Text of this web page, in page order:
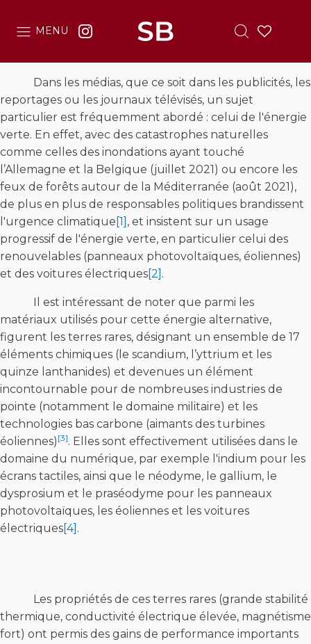
MENU
Dans les médias, que ce soit dans les publicités, les
reportages ou les journaux télévisés, un sujet
particulier est fréquemment abordé : celui de l'énergie
verte. En effet, avec des catastrophes naturelles
comme celles des inondations ayant touché
l’Allemagne et la Belgique (juillet 2021) ou encore les
feux de forêts autour de la Méditerranée (août 2021),
de plus en plus de responsables politiques brandissent
l'urgence climatique [1] , et insistent sur un usage
progressif de l'énergie verte, en particulier celui des
renouvelables (panneaux photovoltaïques, éoliennes)
et des voitures électriques[2] .
Il est intéressant de noter que parmi les
matériaux utilisés pour cette énergie alternative,
figurent les terres rares, désignant un ensemble de 17
éléments chimiques (le scandium, l’yttrium et les
quinze lanthanides) et devenues un élément
incontournable pour de nombreuses industries de
pointe (notamment le domaine militaire) et les
technologies bas carbone (aimants des turbines
éoliennes) [3]. Elles sont effectivement utilisées dans le
domaine du numérique, par exemple l'indium pour les
écrans tactiles, ainsi que le néodyme, le gallium, le
dysprosium et le praséodyme pour les panneaux
photovoltaïques, les éoliennes et les voitures
électriques[4] .
Les propriétés de ces terres rares (grande stabilité
thermique, conductivité électrique élevée, magnétisme
fort) ont permis des gains de performance importants